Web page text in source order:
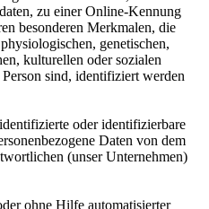
zu einer Online-Kennung
besonderen Merkmalen, die
genetischen,
kulturellen oder sozialen
sind, identifiziert werden
oder identifizierbare
Daten von dem
(unser Unternehmen)
ohne Hilfe automatisierter